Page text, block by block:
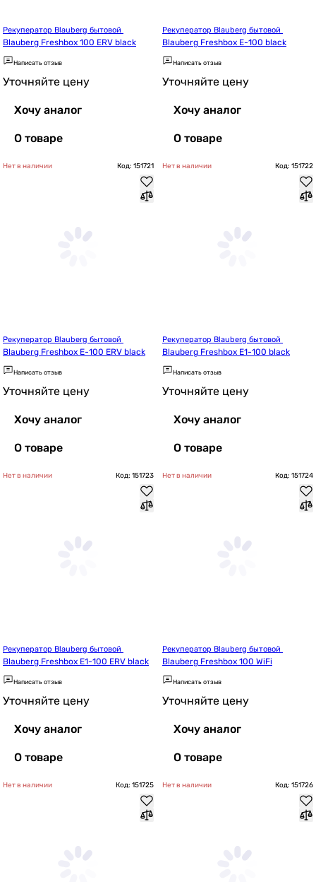
Blauberg Freshbox 100 ERV black
Написать отзыв
Уточняйте цену
Хочу аналог
О товаре
Blauberg Freshbox E-100 black
Написать отзыв
Уточняйте цену
Хочу аналог
О товаре
Нет в наличии Код: 151721
Blauberg Freshbox E-100 ERV black
Написать отзыв
Уточняйте цену
Хочу аналог
О товаре
Нет в наличии Код: 151722
Blauberg Freshbox E1-100 black
Написать отзыв
Уточняйте цену
Хочу аналог
О товаре
Нет в наличии Код: 151723
Blauberg Freshbox E1-100 ERV black
Написать отзыв
Уточняйте цену
Хочу аналог
О товаре
Нет в наличии Код: 151724
Blauberg Freshbox 100 WiFi
Написать отзыв
Уточняйте цену
Хочу аналог
О товаре
Нет в наличии Код: 151725 Нет в наличии Код: 151726